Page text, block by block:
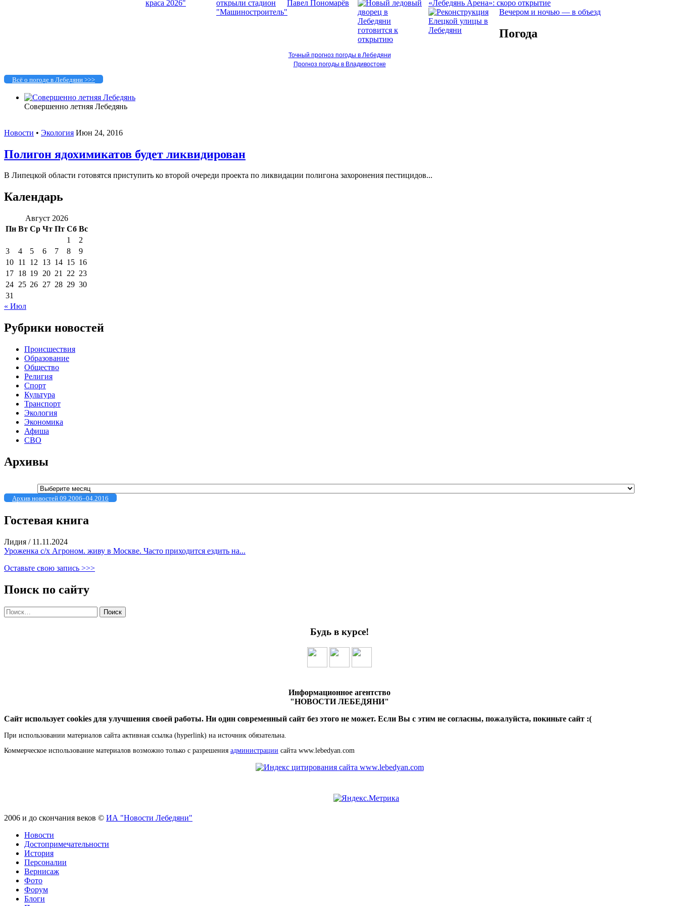
«Лебедянь Арена»: скоро открытие
Вечером и ночью — в объезд
Погода
Точный прогноз погоды в Лебедяни
Прогноз погоды в Владивостоке
Всё о погоде в Лебедяни >>>
Совершенно летняя Лебедянь
Новости • Экология Июн 24, 2016
Полигон ядохимикатов будет ликвидирован
В Липецкой области готовятся приступить ко второй очереди проекта по ликвидации полигона захоронения пестицидов...
Календарь
Август 2026
Пн Вт Ср Чт Пт Сб Вс
1
2
3
4 5 6 7 8
9
10 11 12 13 14 15 16
17 18 19 20 21 22 23
24 25 26 27 28 29 30
31
« Июл
Рубрики новостей
Происшествия
Образование
Общество
Религия
Спорт
Культура
Транспорт
Экология
Экономика
Афиша
СВО
Архивы
Архив новостей 09.2006–04.2016
Гостевая книга
Лидия / 11.11.2024
Уроженка с/х Агроном. живу в Москве. Часто приходится ездить на...
Оставьте свою запись >>>
Поиск по сайту
Найти:
Будь в курсе!
Информационное агентство
"НОВОСТИ ЛЕБЕДЯНИ"
Сайт использует cookies для улучшения своей работы. Ни один современный сайт без этого не может. Если Вы с этим не согласны, пожалуйста, покиньте сайт :(
При использовании материалов сайта активная ссылка (hyperlink) на источник обязательна.
Коммерческое использование материалов возможно только с разрешения администрации сайта www.lebedyan.com
2006 и до скончания веков © ИА "Новости Лебедяни"
Новости
Достопримечательности
История
Персоналии
Вернисаж
Фото
Форум
Блоги